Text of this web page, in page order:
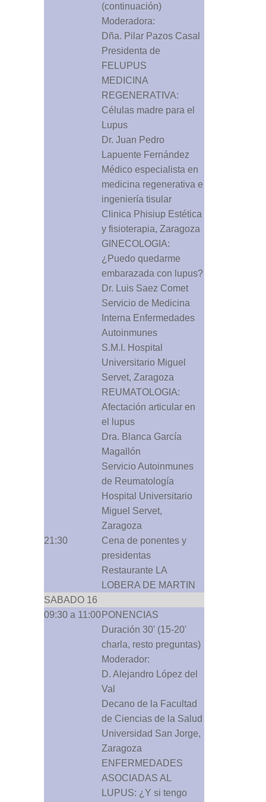
(continuación)
Moderadora:
Dña. Pilar Pazos Casal
Presidenta de
FELUPUS
MEDICINA
REGENERATIVA:
Células madre para el
Lupus
Dr. Juan Pedro
Lapuente Fernández
Médico especialista en
medicina regenerativa e
ingeniería tisular
Clinica Phisiup Estética
y fisioterapia, Zaragoza
GINECOLOGIA:
¿Puedo quedarme
embarazada con lupus?
Dr. Luis Saez Comet
Servicio de Medicina
Interna Enfermedades
Autoinmunes
S.M.I. Hospital
Universitario Miguel
Servet, Zaragoza
REUMATOLOGIA:
Afectación articular en
el lupus
Dra. Blanca García
Magallón
Servicio Autoinmunes
de Reumatología
Hospital Universitario
Miguel Servet,
Zaragoza
21:30
Cena de ponentes y
presidentas
Restaurante LA
LOBERA DE MARTIN
SABADO 16
09:30 a 11:00 PONENCIAS
Duración 30' (15-20'
charla, resto preguntas)
Moderador:
D. Alejandro López del
Val
Decano de la Facultad
de Ciencias de la Salud
Universidad San Jorge,
Zaragoza
ENFERMEDADES
ASOCIADAS AL
LUPUS: ¿Y si tengo